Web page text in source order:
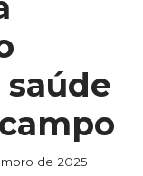
de 2025